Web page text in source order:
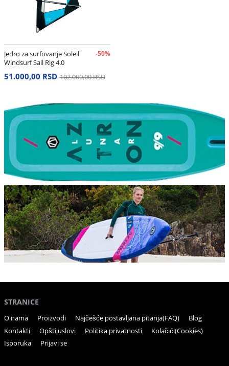
Jedro za surfovanje Soleil
Windsurf Sail Rig 4.0
-50%
51.000,00 RSD 102.000,00 RSD
STRANICE
O nama Proizvodi Najčešće postavljana pitanja(FAQ)
Blog
Kontakti
Opšti uslovi Politika privatnosti
Kolačići(Cookies)
Isporuka
Prijavi se